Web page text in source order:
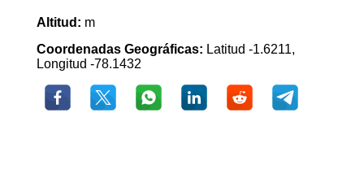
Altitud: m
Coordenadas Geográficas: Latitud -1.6211,
Longitud -78.1432